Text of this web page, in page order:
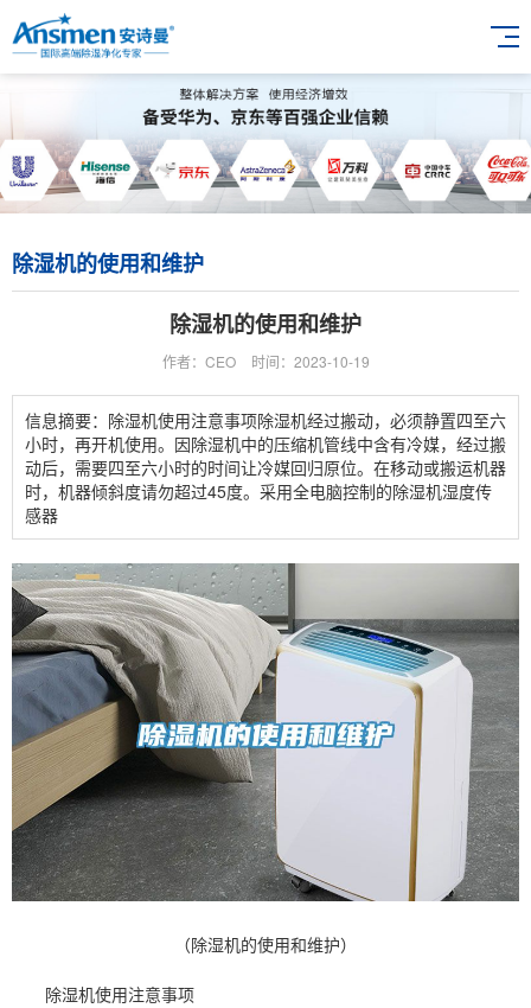
除湿机的使用和维护
除湿机的使用和维护
作者：CEO 时间：2023-10-19
信息摘要：除湿机使用注意事项除湿机经过搬动，必须静置四至六
小时，再开机使用。因除湿机中的压缩机管线中含有冷媒，经过搬
动后，需要四至六小时的时间让冷媒回归原位。在移动或搬运机器
时，机器倾斜度请勿超过45度。采用全电脑控制的除湿机湿度传
感器
（除湿机的使用和维护）
除湿机使用注意事项